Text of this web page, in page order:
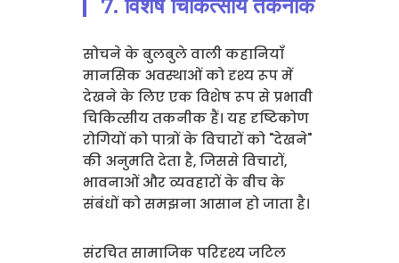
7. विशेष चिकित्सीय तकनीकें
सोचने के बुलबुले वाली कहानियाँ
मानसिक अवस्थाओं को दृश्य रूप में
देखने के लिए एक विशेष रूप से प्रभावी
चिकित्सीय तकनीक हैं। यह दृष्टिकोण
रोगियों को पात्रों के विचारों को "देखने"
की अनुमति देता है, जिससे विचारों,
भावनाओं और व्यवहारों के बीच के
संबंधों को समझना आसान हो जाता है।
संरचित सामाजिक परिदृश्य जटिल